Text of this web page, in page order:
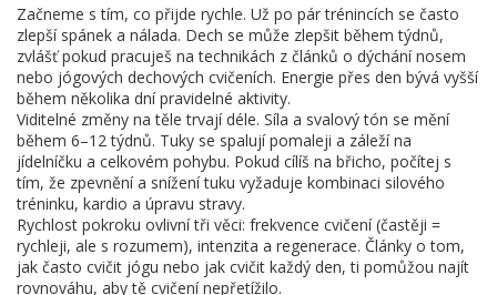
Začneme s tím, co přijde rychle. Už po pár trénincích se často
zlepší spánek a nálada. Dech se může zlepšit během týdnů,
zvlášť pokud pracuješ na technikách z článků o dýchání nosem
nebo jógových dechových cvičeních. Energie přes den bývá vyšší
během několika dní pravidelné aktivity.
Viditelné změny na těle trvají déle. Síla a svalový tón se mění
během 6–12 týdnů. Tuky se spalují pomaleji a záleží na
jídelníčku a celkovém pohybu. Pokud cílíš na břicho, počítej s
tím, že zpevnění a snížení tuku vyžaduje kombinaci silového
tréninku, kardio a úpravu stravy.
Rychlost pokroku ovlivní tři věci: frekvence cvičení (častěji =
rychleji, ale s rozumem), intenzita a regenerace. Články o tom,
jak často cvičit jógu nebo jak cvičit každý den, ti pomůžou najít
rovnováhu, aby tě cvičení nepřetížilo.